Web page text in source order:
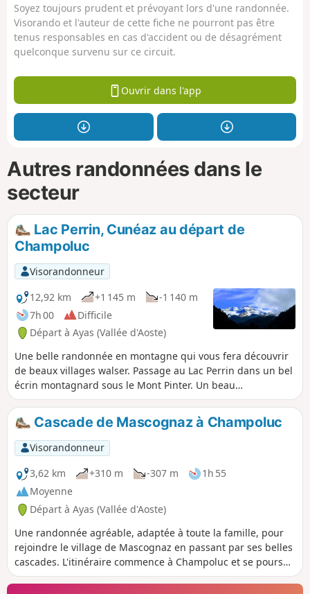
Soyez toujours prudent et prévoyant lors d'une randonnée.
Visorando et l'auteur de cette fiche ne pourront pas être
tenus responsables en cas d'accident ou de désagrément
quelconque survenu sur ce circuit.
Ouvrir dans l'app
Autres randonnées dans le
secteur
Lac Perrin, Cunéaz au départ de
Champoluc
Visorandonneur
12,92 km
+1 145 m
-1 140 m
7h 00
Difficile
Départ à Ayas (Vallée d'Aoste)
Une belle randonnée en montagne qui vous fera découvrir
de beaux villages walser. Passage au Lac Perrin dans un bel
écrin montagnard sous le Mont Pinter. Un beau
cheminement pour passer une belle journée.
Cascade de Mascognaz à Champoluc
Visorandonneur
3,62 km
+310 m -307 m
1h 55
Moyenne
Départ à Ayas (Vallée d'Aoste)
Une randonnée agréable, adaptée à toute la famille, pour
rejoindre le village de Mascognaz en passant par ses belles
cascades. L'itinéraire commence à Champoluc et se poursuit
sur le sentier à travers la forêt, en longeant le ruisseau et